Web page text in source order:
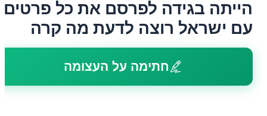
הייתה בגידה לפרסם את כל פרטים
עם ישראל רוצה לדעת מה קרה
חתימה על העצומה